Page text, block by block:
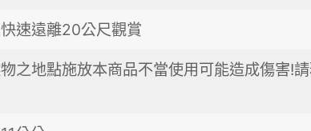
速遠離20公尺觀賞
之地點施放本商品不當使用可能造成傷害!